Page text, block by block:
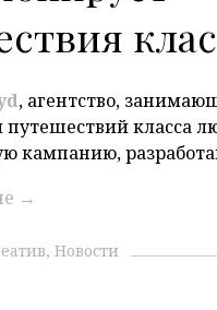
P
, агентство,
путешествий класса
кампанию,
→
Новости